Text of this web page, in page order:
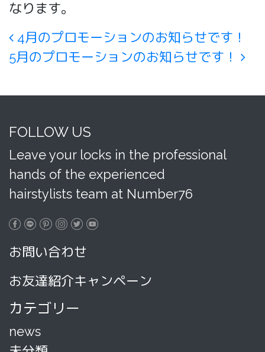
なります。
Post navigation
4月のプロモーションのお知らせです！
5月のプロモーションのお知らせです！
FOLLOW US
Leave your locks in the professional
hands of the experienced
hairstylists team at Number76
お問い合わせ
お友達紹介キャンペーン
カテゴリー
news